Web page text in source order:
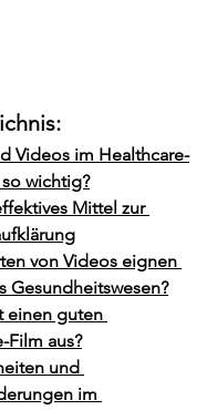
Videos im Healthcare-
wichtig?
Mittel zur
von Videos eignen
Gesundheitswesen?
einen guten
Film aus?
und
im